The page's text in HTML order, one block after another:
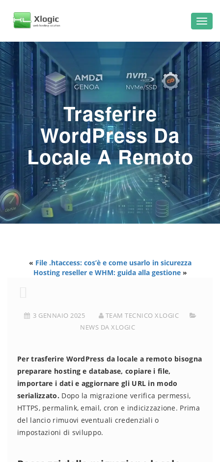
Trasferire
WordPress Da
Locale A Remoto
« File .htaccess: cos’è e come usarlo in sicurezza
Hosting reseller e WHM: guida alla gestione»
3 GENNAIO 2025
TEAM TECNICO XLOGIC
NEWS DA XLOGIC
Per trasferire WordPress da locale a remoto bisogna
preparare hosting e database, copiare i file,
importare i dati e aggiornare gli URL in modo
serializzato. Dopo la migrazione verifica permessi,
HTTPS, permalink, email, cron e indicizzazione. Prima
del lancio rimuovi eventuali credenziali o
impostazioni di sviluppo.